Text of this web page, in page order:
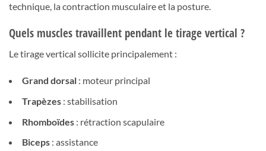
technique, la contraction musculaire et la posture.
Quels muscles travaillent pendant le tirage vertical ?
Le tirage vertical sollicite principalement :
Grand dorsal : moteur principal
Trapèzes : stabilisation
Rhomboïdes : rétraction scapulaire
Biceps : assistance